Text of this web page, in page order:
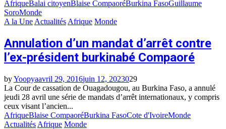
AfriqueBalai citoyenBlaise CompaoréBurkina FasoGuillaume
SoroMonde
A la Une Actualités Afrique Monde
Annulation d’un mandat d’arrêt contre
l’ex-président burkinabé Compaoré
byYoopyaavril 29, 2016juin 12, 2023029
La Cour de cassation de Ouagadougou, au Burkina Faso, a annulé
jeudi 28 avril une série de mandats d’arrêt internationaux, y compris
ceux visant l’ancien...
AfriqueBlaise CompaoréBurkina FasoCote d'IvoireMonde
Actualités Afrique Monde